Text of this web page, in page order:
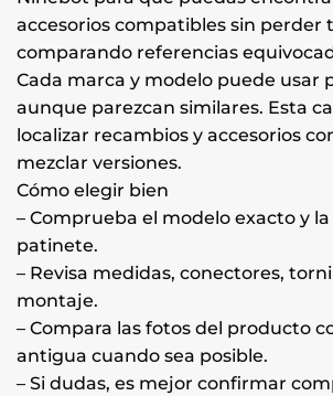
accesorios compatibles sin perder
comparando referencias
Cada marca y modelo puede usar
aunque parezcan similares. Esta
localizar recambios y accesorios
mezclar versiones.
Cómo elegir bien
– Comprueba el modelo exacto y
patinete.
– Revisa medidas, conectores,
montaje.
– Compara las fotos del producto
antigua cuando sea posible.
– Si dudas, es mejor confirmar